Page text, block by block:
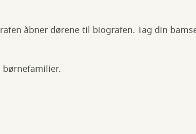
åbner dørene til biografen. Tag din